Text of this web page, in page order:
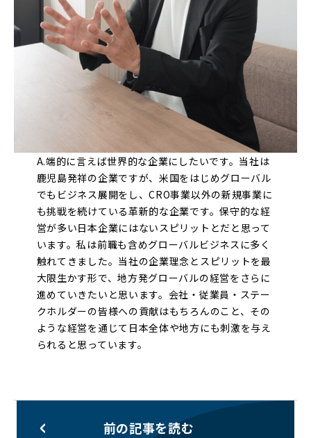
A.端的に言えば世界的な企業にしたいです。当社は
鹿児島発祥の企業ですが、米国をはじめグローバル
でもビジネス展開をし、CRO事業以外の新規事業に
も挑戦を続けている革新的な企業です。保守的な経
営が多い日本企業にはないスピリットとだと思って
います。私は前職も含めグローバルビジネスに多く
触れてきました。当社の企業理念とスピリットを最
大限生かす形で、地方発グローバルの経営をさらに
進めていきたいと思います。会社・従業員・ステー
クホルダーの皆様への貢献はもちろんのこと、その
ような経営を通じて日本全体や地方にも刺激を与え
られると思っています。
前の記事を読む